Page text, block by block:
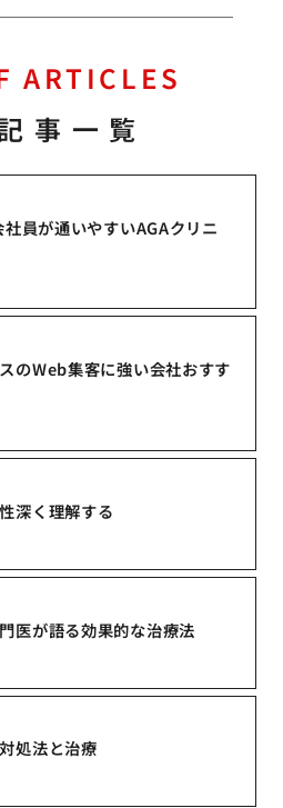
ARTICLES
事一覧
社員が通いやすいAGAクリニ
のWeb集客に強い会社おすす
深く理解する
医が語る効果的な治療法
処法と治療